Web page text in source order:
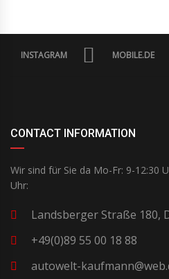
INSTAGRAM MOBILE.DE
CONTACT INFORMATION
Wir sind für Sie da Mo-Fr: 9-12:30
Uhr:
Landsberger Straße 180,
+49(0)89 55 00 18 88
autowelt-